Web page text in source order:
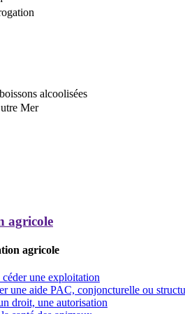
alcoolisées
Mer
agricole
agricole
une exploitation
une aide PAC, conjoncturelle ou
droit, une autorisation